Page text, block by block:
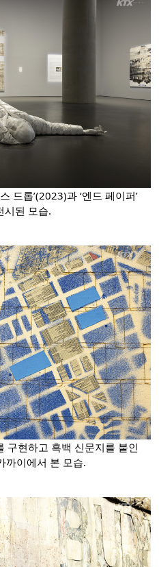
드롭’(2023)과 ‘엔드 페이퍼’
시된 모습.
구현하고 흑백 신문지를 붙인
까이에서 본 모습.